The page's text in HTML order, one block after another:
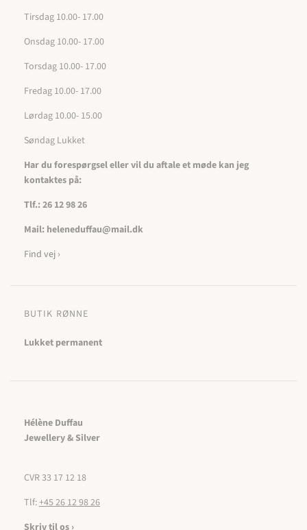
Tirsdag 10.00- 17.00
Onsdag 10.00- 17.00
Torsdag 10.00- 17.00
Fredag 10.00- 17.00
Lørdag 10.00- 15.00
Søndag Lukket
Har du forespørgsel eller vil du aftale et møde kan jeg
kontaktes på:
Tlf.: 26 12 98 26
Mail: heleneduffau@mail.dk
Find vej ›
BUTIK RØNNE
Lukket permanent
Hélène Duffau
Jewellery & Silver
CVR 33 17 12 18
Tlf:+45 26 12 98 26
Skriv til os ›